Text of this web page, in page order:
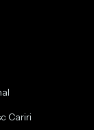
Cariri